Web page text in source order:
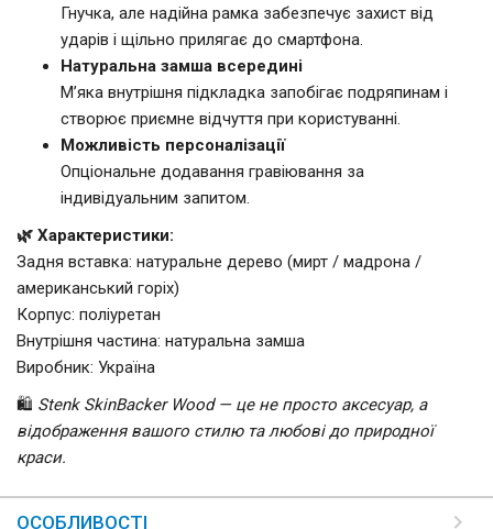
Гнучка, але надійна рамка забезпечує захист від
ударів і щільно прилягає до смартфона.
Натуральна замша всередині
М’яка внутрішня підкладка запобігає подряпинам і
створює приємне відчуття при користуванні.
Можливість персоналізації
Опціональне додавання гравіювання за
індивідуальним запитом.
🌿 Характеристики:
Задня вставка: натуральне дерево (мирт / мадрона /
американський горіх)
Корпус: поліуретан
Внутрішня частина: натуральна замша
Виробник: Україна
🛍️ Stenk SkinBacker Wood — це не просто аксесуар, а
відображення вашого стилю та любові до природної
краси.
ОСОБЛИВОСТІ